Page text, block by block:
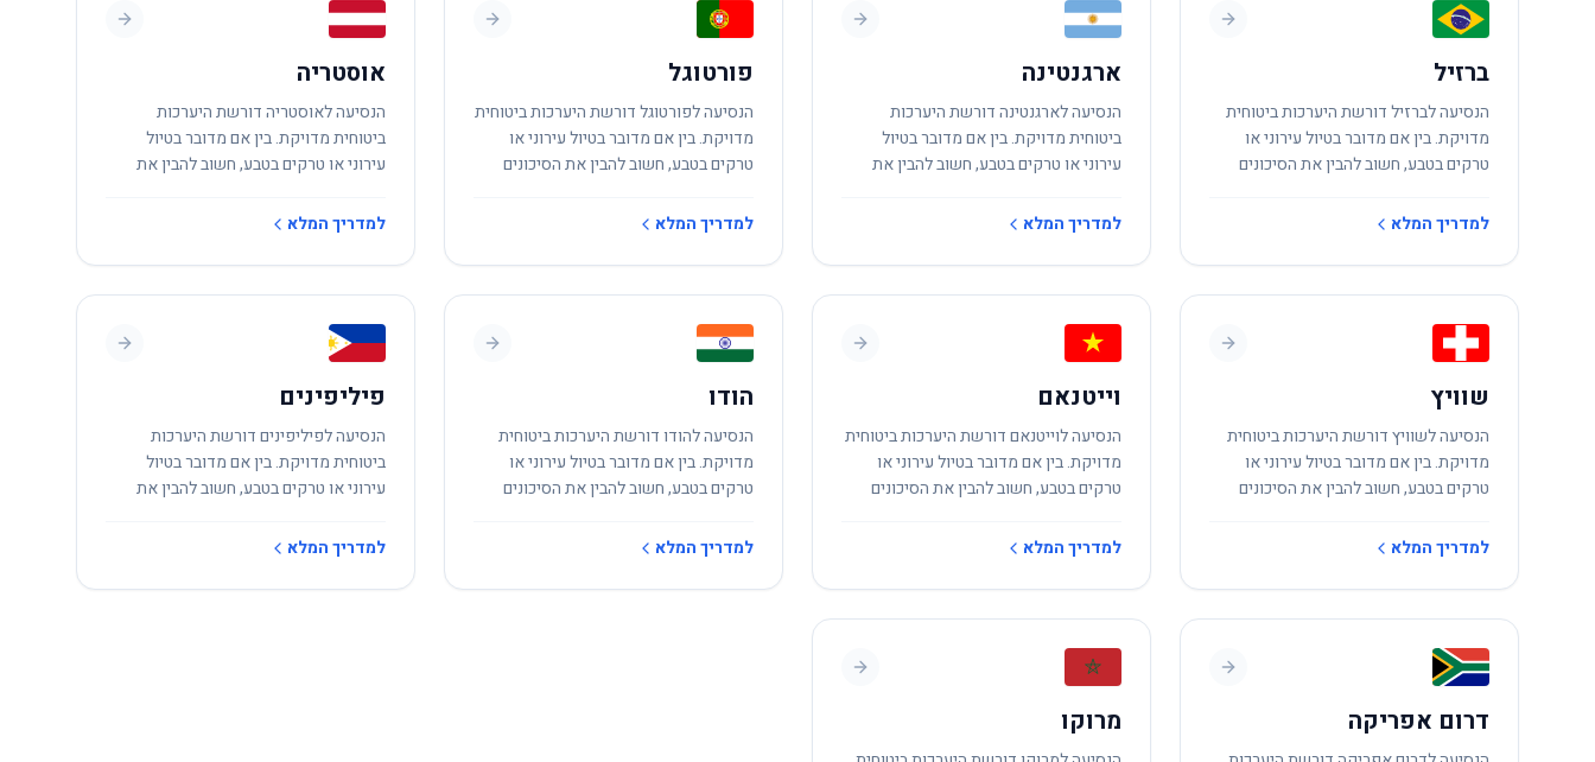
ברזיל
הנסיעה לברזיל דורשת היערכות ביטוחית
מדויקת. בין אם מדובר בטיול עירוני או
טרקים בטבע, חשוב להבין את הסיכונים
למדריך המלא
ארגנטינה
הנסיעה לארגנטינה דורשת היערכות
ביטוחית מדויקת. בין אם מדובר בטיול
עירוני או טרקים בטבע, חשוב להבין את
למדריך המלא
פורטוגל
הנסיעה לפורטוגל דורשת היערכות ביטוחית
מדויקת. בין אם מדובר בטיול עירוני או
טרקים בטבע, חשוב להבין את הסיכונים
למדריך המלא
אוסטריה
הנסיעה לאוסטריה דורשת היערכות
ביטוחית מדויקת. בין אם מדובר בטיול
עירוני או טרקים בטבע, חשוב להבין את
למדריך המלא
שוויץ
הנסיעה לשוויץ דורשת היערכות ביטוחית
מדויקת. בין אם מדובר בטיול עירוני או
טרקים בטבע, חשוב להבין את הסיכונים
למדריך המלא
וייטנאם
הנסיעה לוייטנאם דורשת היערכות ביטוחית
מדויקת. בין אם מדובר בטיול עירוני או
טרקים בטבע, חשוב להבין את הסיכונים
למדריך המלא
הודו
הנסיעה להודו דורשת היערכות ביטוחית
מדויקת. בין אם מדובר בטיול עירוני או
טרקים בטבע, חשוב להבין את הסיכונים
למדריך המלא
פיליפינים
הנסיעה לפיליפינים דורשת היערכות
ביטוחית מדויקת. בין אם מדובר בטיול
עירוני או טרקים בטבע, חשוב להבין את
למדריך המלא
דרום אפריקה מרוקו